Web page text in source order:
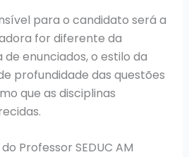
para o candidato será a
for diferente da
enunciados, o estilo da
profundidade das questões
que as disciplinas
Professor SEDUC AM